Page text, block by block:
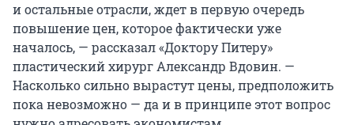
и остальные отрасли, ждет в первую очередь
повышение цен, которое фактически уже
началось, — рассказал «Доктору Питеру»
пластический хирург Александр Вдовин. —
Насколько сильно вырастут цены, предположить
пока невозможно — да и в принципе этот вопрос